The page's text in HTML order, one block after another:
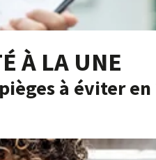
À LA UNE
à éviter en